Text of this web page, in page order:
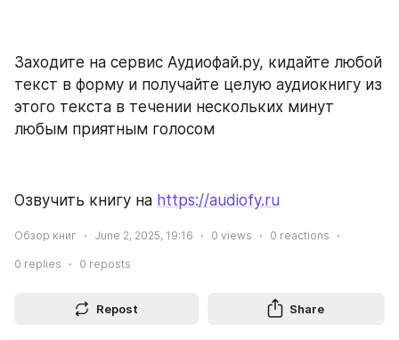
Заходите на сервис Аудиофай.ру, кидайте любой
текст в форму и получайте целую аудиокнигу из
этого текста в течении нескольких минут
любым приятным голосом
Озвучить книгу на https://audiofy.ru
Обзор книг June 2, 2025, 19:16 0 views 0 reactions
0 replies 0 reposts
Repost Share